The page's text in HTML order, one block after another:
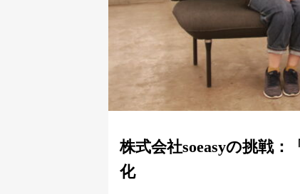
株式会社soeasyの挑戦
化